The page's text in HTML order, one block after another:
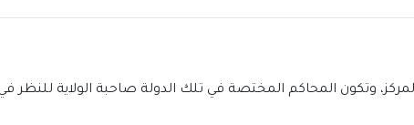
وتكون المحاكم المختصة في تلك الدولة صاحبة الولاية للنظر